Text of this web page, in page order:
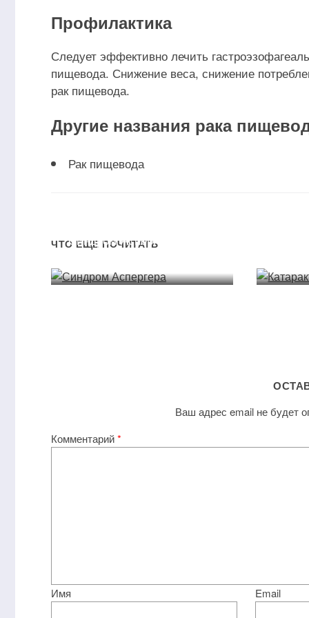
Профилактика
Следует эффективно лечить
пищевода. Снижение веса, снижение
рак пищевода.
Другие названия рака
Рак пищевода
ЧТО ЕЩЕ ПОЧИТАТЬ
Синдром Аспергера
Ваш адрес email не будет
Комментарий*
Имя Email